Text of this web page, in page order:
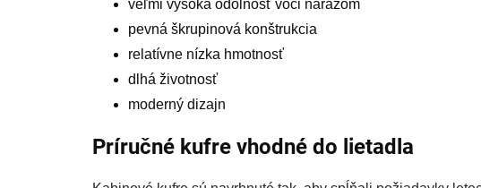
veľmi vysoká odolnosť voči nárazom
pevná škrupinová konštrukcia
relatívne nízka hmotnosť
dlhá životnosť
moderný dizajn
Príručné kufre vhodné do lietadla